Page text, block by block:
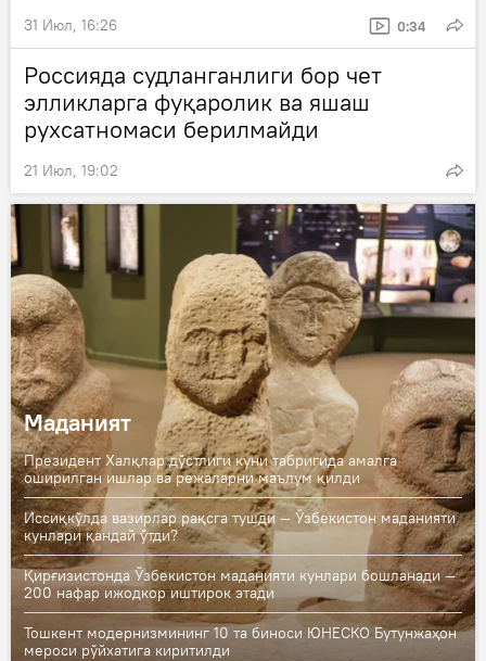
31 Июл, 16:26 0:34
Россияда судланганлиги бор чет
элликларга фуқаролик ва яшаш
рухсатномаси берилмайди
21 Июл, 19:02
Маданият
Президент Халқлар дўстлиги куни табригида амалга
оширилган ишлар ва режаларни маълум қилди
Иссиқкўлда вазирлар рақсга тушди — Ўзбекистон маданияти
кунлари қандай ўтди?
Қирғизистонда Ўзбекистон маданияти кунлари бошланади —
200 нафар ижодкор иштирок этади
Тошкент модернизмининг 10 та биноси ЮНЕСКО Бутунжаҳон
мероси рўйхатига киритилди